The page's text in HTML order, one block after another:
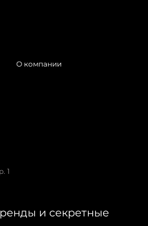
О компании
1
и секретные